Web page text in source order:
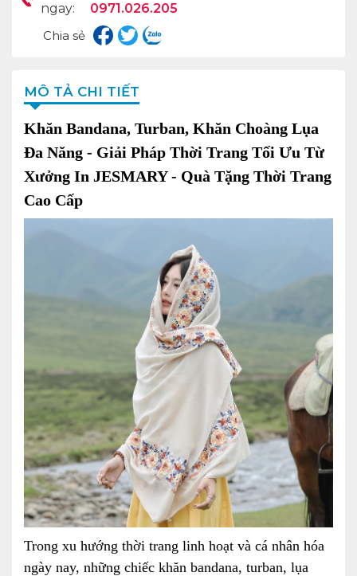
ngay:
0971.026.205
Chia sẻ
MÔ TẢ CHI TIẾT
Khăn Bandana, Turban, Khăn Choàng Lụa
Đa Năng - Giải Pháp Thời Trang Tối Ưu Từ
Xưởng In JESMARY - Quà Tặng Thời Trang
Cao Cấp
Trong xu hướng thời trang linh hoạt và cá nhân hóa
ngày nay, những chiếc khăn bandana, turban, lụa